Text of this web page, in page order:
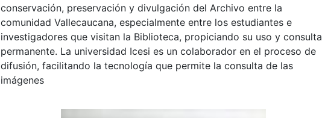
conservación, preservación y divulgación del Archivo entre la
comunidad Vallecaucana, especialmente entre los estudiantes e
investigadores que visitan la Biblioteca, propiciando su uso y consulta
permanente. La universidad Icesi es un colaborador en el proceso de
difusión, facilitando la tecnología que permite la consulta de las
imágenes